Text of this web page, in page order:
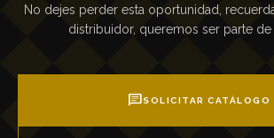
No dejes perder esta oportunidad,
distribuidor, queremos ser parte
chatSOLICITAR CATÁLOGO